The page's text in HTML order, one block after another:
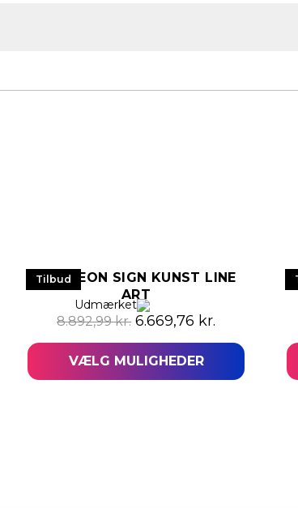
var: 9.096,33 kr..
pris er: 6.822,28 kr..
Tilbud
LED NEON SIGN KUNST LINE
ART
Udmærket
8.892,99kr. Den oprindelige pris
6.669,76 kr. Den
VÆLG MULIGHEDER